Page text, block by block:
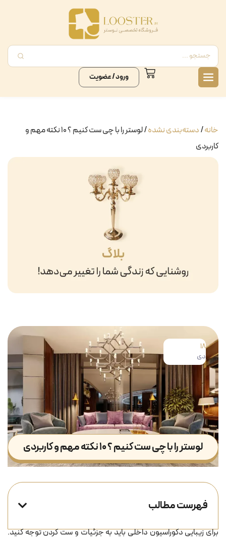
ورود / عضویت
خانه/دسته‌بندی نشده
/ لوستر را با چی ست کنیم ؟ ۱۰ نکته مهم و
کاربردی
18
دی
لوستر را با چی ست کنیم ؟ ۱۰ نکته مهم و کاربردی
فهرست مطالب
برای زیبایی دکوراسیون داخلی باید به جزئیات و ست کردن توجه کنید.